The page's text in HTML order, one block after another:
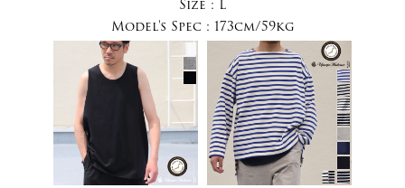
Size : L
Model's Spec : 173cm/59kg